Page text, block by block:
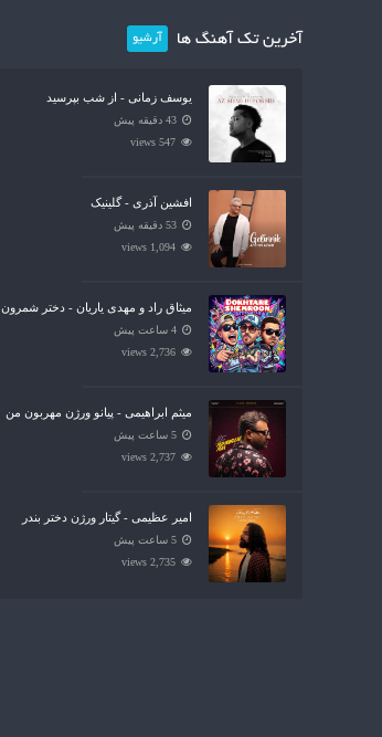
آخرین تک آهنگ ها آرشیو
یوسف زمانی - از شب بپرسید
43 دقیقه پیش
547 views
افشین آذری - گلینیک
53 دقیقه پیش
1,094 views
میثاق راد و مهدی یاریان - دختر شمرون
4 ساعت پیش
2,736 views
میثم ابراهیمی - پیانو ورژن مهربون من
5 ساعت پیش
2,737 views
امیر عظیمی - گیتار ورژن دختر بندر
5 ساعت پیش
2,735 views